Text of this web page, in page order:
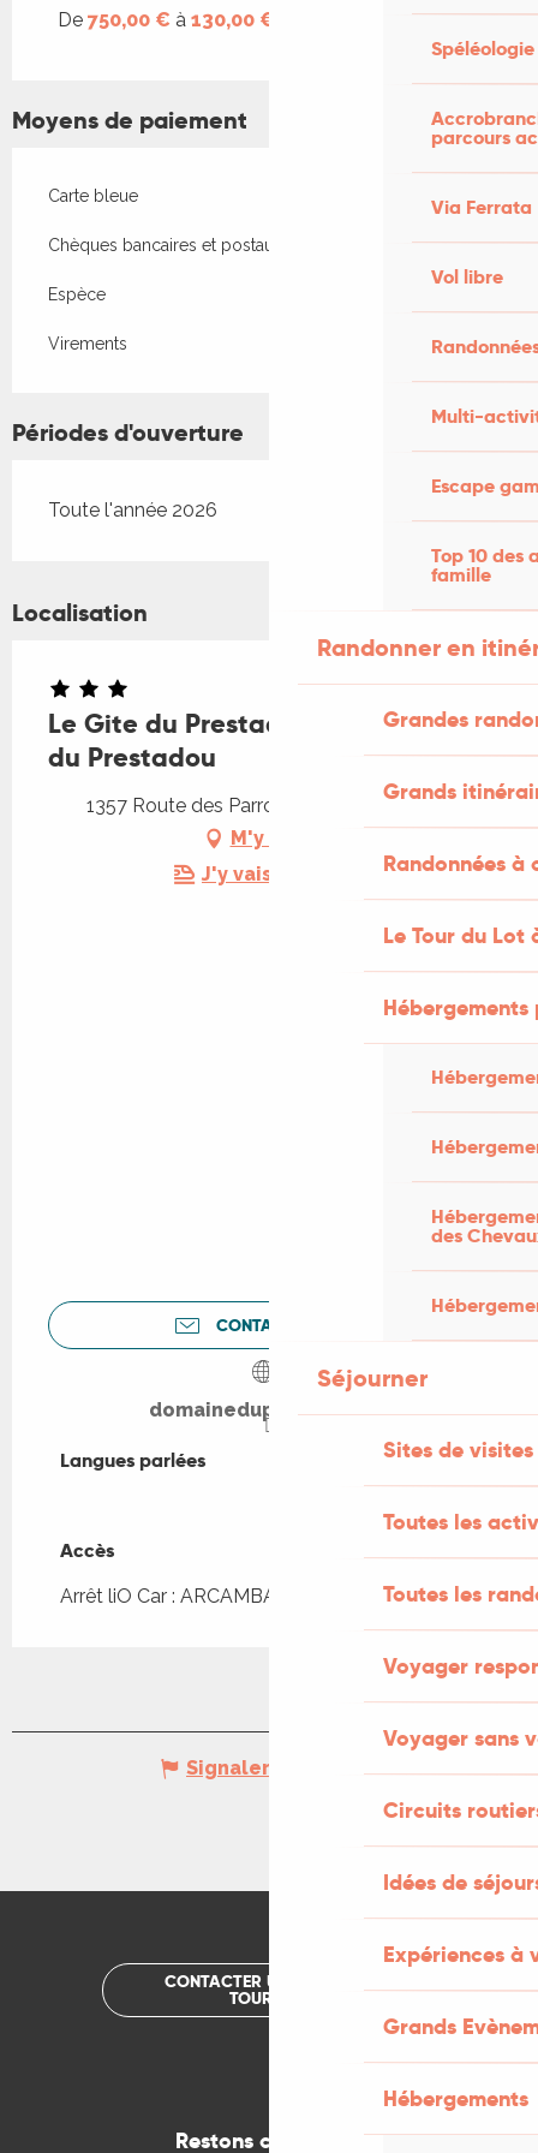
Spéléologie
parcours
Via Ferrata
Vol libre
Multi-
Escape
Top 10 des
famille
Randonner en
Grandes
Grands
Randonnées
Le Tour du Lot
des
Séjourner
Sites de visites
Toutes les
Toutes les
Voyager
Voyager sans
Circuits
Idées de
Expériences à
Grands
Hébergements
De 750,00 € à 130,00 €
Moyens de paiement
Carte bleue
Chèques bancaires et postaux
Espèce
Virements
Périodes d'ouverture
Toute l'année 2026
Localisation
Le Gite du Prestadou - Domaine
du Prestadou
1357 Route des Parrots, 46090 Arcambal
M'y rendre
J'y vais en train !
CONTACTEZ-NOUS
domaineduprestadou.fr
Langues parlées
Langues parlées
Accès
Accès
Arrêt liO Car : ARCAMBAL - Bourg à 2km
Signaler une erreur
CONTACTER UN OFFICE DE
TOURISME
Restons connectés